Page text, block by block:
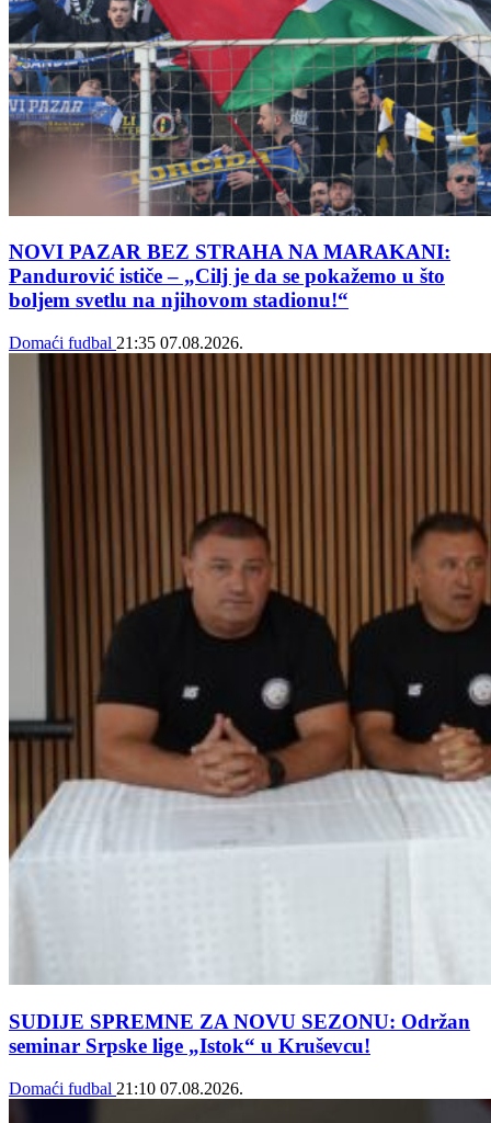
NOVI PAZAR BEZ STRAHA NA MARAKANI:
Pandurović ističe – „Cilj je da se pokažemo u što
boljem svetlu na njihovom stadionu!“
Domaći fudbal 21:35 07.08.2026.
SUDIJE SPREMNE ZA NOVU SEZONU: Održan
seminar Srpske lige „Istok“ u Kruševcu!
Domaći fudbal 21:10 07.08.2026.